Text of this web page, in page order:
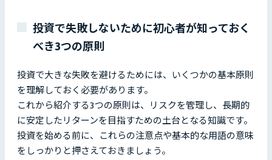
投資で失敗しないために初心者が知っておく
べき3つの原則
投資で大きな失敗を避けるためには、いくつかの基本原則
を理解しておく必要があります。
これから紹介する3つの原則は、リスクを管理し、長期的
に安定したリターンを目指すための土台となる知識です。
投資を始める前に、これらの注意点や基本的な用語の意味
をしっかりと押さえておきましょう。